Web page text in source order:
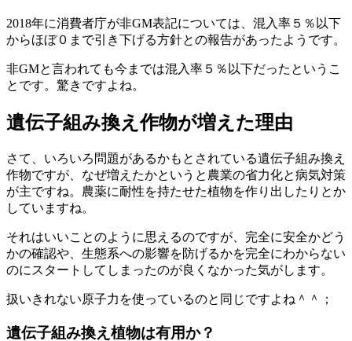
2018年に消費者庁が非GM表記については、混入率５％以下
からほぼ０まで引き下げる方針との報告があったようです。
非GMと言われても今までは混入率５％以下だったというこ
とです。驚きですよね。
遺伝子組み換え作物が増えた理由
さて、いろいろ問題があるかもとされている遺伝子組み換え
作物ですが、なぜ増えたかというと農業の省力化と病気対策
が主ですね。農薬に耐性を持たせた植物を作り出したりとか
していますね。
それはいいことのように思えるのですが、完全に安全かどう
かの確認や、生態系への影響を防げるかを完全にわからない
のにスタートしてしまったのが良くなかった気がします。
扱いきれない原子力を使っているのと同じですよね＾＾；
遺伝子組み換え植物は有用か？